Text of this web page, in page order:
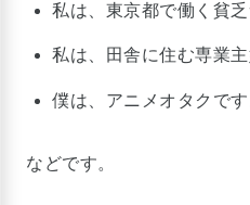
私は、東京都で働く貧乏
私は、田舎に住む専業主
僕は、アニメオタクです
などです。